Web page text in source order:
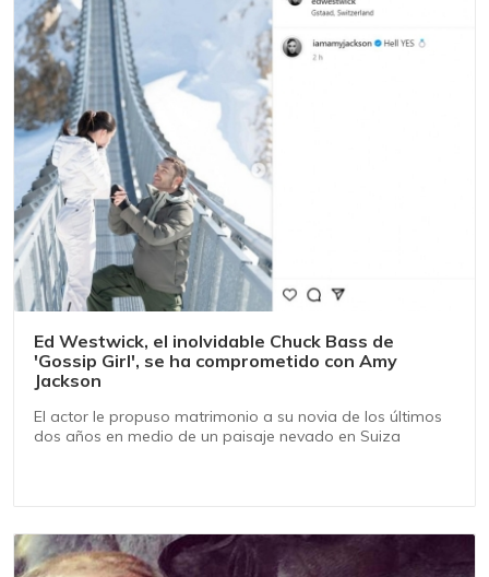
Ed Westwick, el inolvidable Chuck Bass de
'Gossip Girl', se ha comprometido con Amy
Jackson
El actor le propuso matrimonio a su novia de los últimos
dos años en medio de un paisaje nevado en Suiza